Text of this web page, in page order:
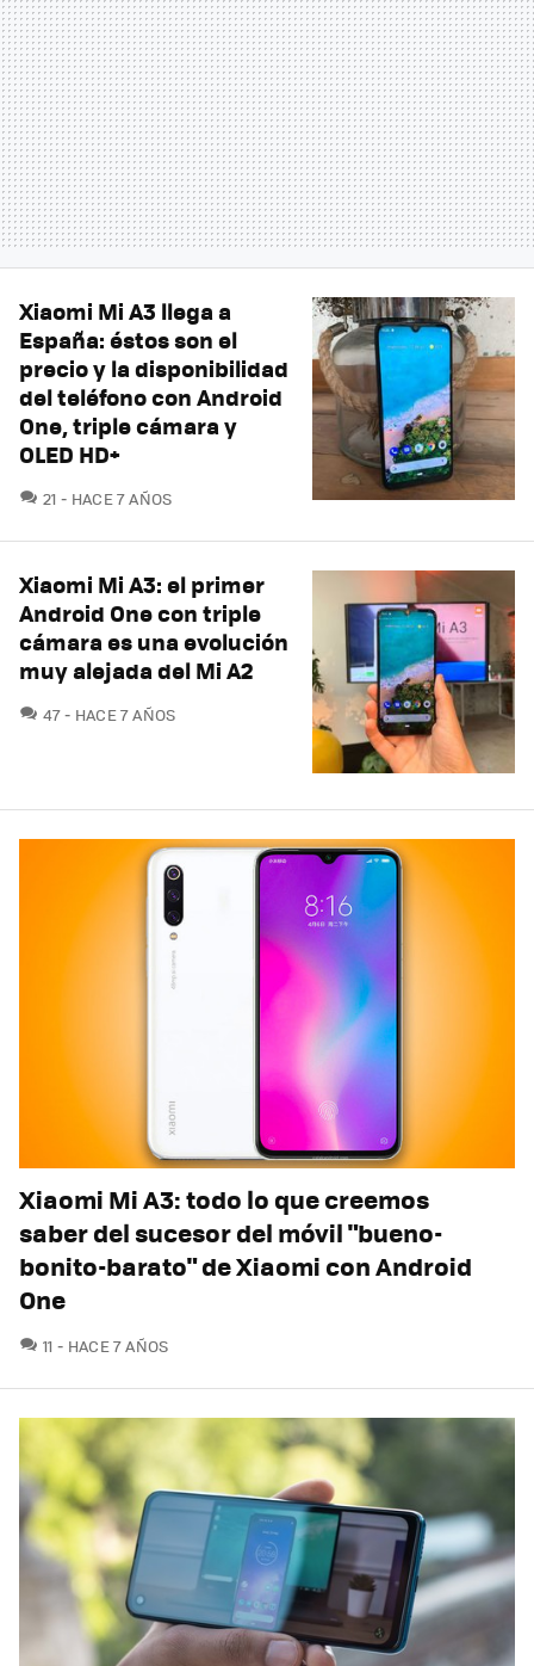
Xiaomi Mi A3 llega a
España: éstos son el
precio y la disponibilidad
del teléfono con Android
One, triple cámara y
OLED HD+
21 COMENTARIOS
HACE 7 AÑOS
Xiaomi Mi A3: el primer
Android One con triple
cámara es una evolución
muy alejada del Mi A2
47COMENTARIOS
HACE 7 AÑOS
Xiaomi Mi A3: todo lo que creemos
saber del sucesor del móvil "bueno-
bonito-barato" de Xiaomi con Android
One
11 COMENTARIOS
HACE 7 AÑOS